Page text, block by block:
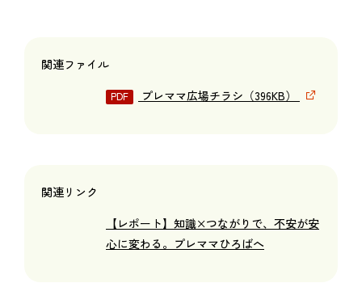
関連ファイル
プレママ広場チラシ（396KB）
関連リンク
【レポート】知識×つながりで、不安が安
心に変わる。プレママひろばへ